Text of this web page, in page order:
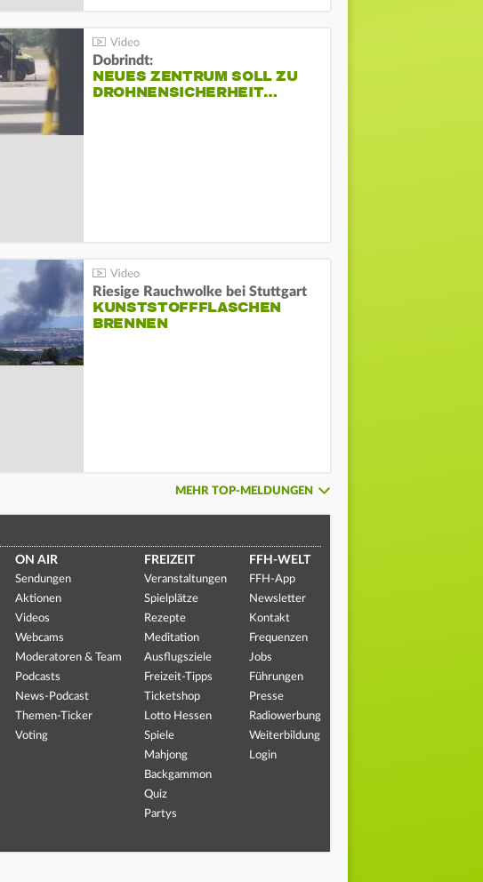
Dobrindt:
NEUES ZENTRUM SOLL ZU
DROHNENSICHERHEIT…
Riesige Rauchwolke bei Stuttgart
KUNSTSTOFFFLASCHEN
BRENNEN
MEHR TOP-MELDUNGEN
ON AIR
Sendungen
Aktionen
Videos
Webcams
Moderatoren & Team
Podcasts
News-Podcast
Themen-Ticker
Voting
FREIZEIT
Veranstaltungen
Spielplätze
Rezepte
Meditation
Ausflugsziele
Freizeit-Tipps
Ticketshop
Lotto Hessen
Spiele
Mahjong
Backgammon
Quiz
Partys
FFH-WELT
FFH-App
Newsletter
Kontakt
Frequenzen
Jobs
Führungen
Presse
Radiowerbung
Weiterbildung
Login